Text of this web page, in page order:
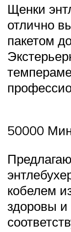
Щенки
отлично
пакетом
50000
кобелем
здоровы